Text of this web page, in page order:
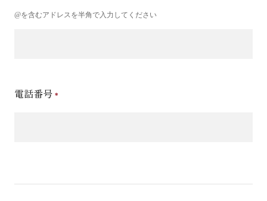
@を含むアドレスを半角で入力してください
電話番号